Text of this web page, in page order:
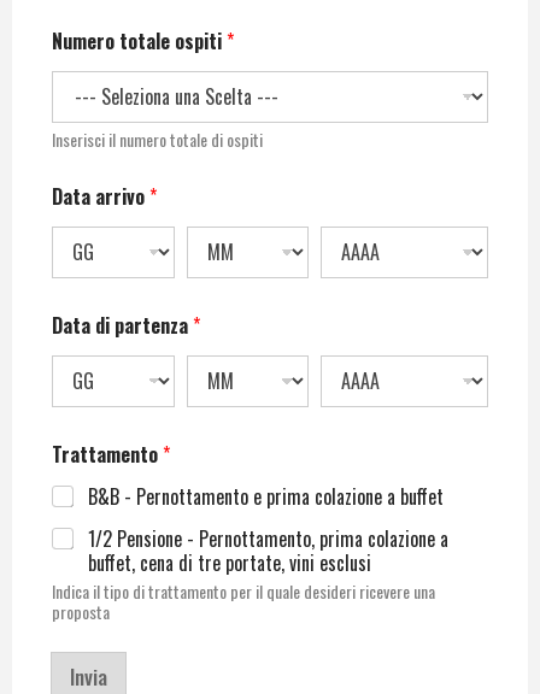
Numero totale ospiti*
Inserisci il numero totale di ospiti
Data arrivo*
Data di partenza*
Trattamento*
B&B - Pernottamento e prima colazione a buffet
1/2 Pensione - Pernottamento, prima colazione a
buffet, cena di tre portate, vini esclusi
Indica il tipo di trattamento per il quale desideri ricevere una
proposta
Invia